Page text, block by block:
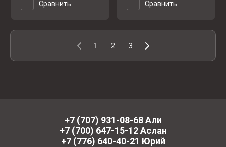
Сравнить Сравнить
1 2 3
+7 (707) 931-08-68 Али
+7 (700) 647-15-12 Аслан
+7 (776) 640-40-21 Юрий